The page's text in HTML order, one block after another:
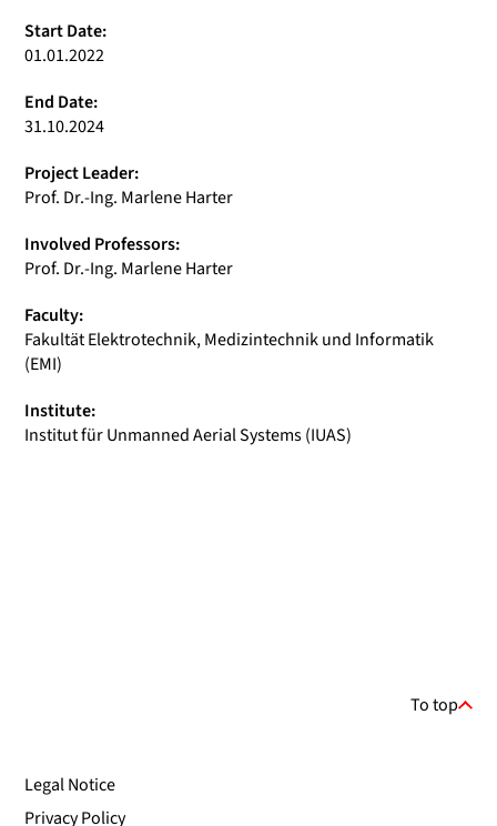
Start Date:
01.01.2022
End Date:
31.10.2024
Project Leader:
Prof. Dr.-Ing. Marlene Harter
Involved Professors:
Prof. Dr.-Ing. Marlene Harter
Faculty:
Fakultät Elektrotechnik, Medizintechnik und Informatik
(EMI)
Institute:
Institut für Unmanned Aerial Systems (IUAS)
To top
Legal Notice
Privacy Policy